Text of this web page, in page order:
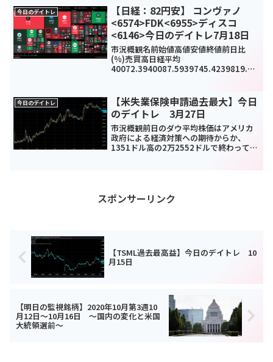
053133.953145.83-22.53(-0.71...
今日のデイトレ
【日経：82円安】 コンヴァノ
<6574>FDK<6955>ディスコ
<6146>今日のデイトレ7月18日
市況概観名前始値高値安値終値前日比
(%)売買高日経平均
40072.3940087.5939745.4239819.11
2832.692834.48-5.33(-0.19%)1...
今日のデイトレ
【米失業保険申請過去最大】今日
のデイトレ 3月27日
市況概観前日のダウ平均株価はアメリカ
政府による経済対策への期待からか、
1351ドル高の2万2552ドルで終わってい
スポンサーリンク
【TSML過去最高益】今日のデイトレ 10
月15日
【明日の監視銘柄】2020年10月第3週10
月12日～10月16日 ～国内の変化と米国
大統領選前～